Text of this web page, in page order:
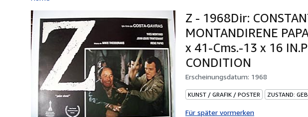
Z - 1968Dir:
MONTANDIRENE
x 41-Cms.-13 x 16
CONDITION
Erscheinungsdatum: 1968
KUNST / GRAFIK / POSTER ZUSTAND:
Für später vormerken